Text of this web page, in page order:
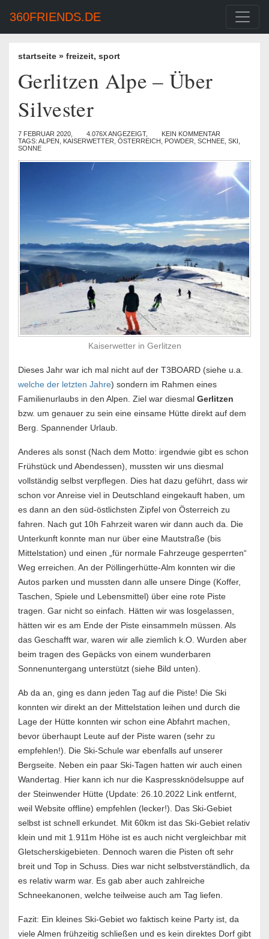
360FRIENDS.DE
startseite » freizeit, sport
Gerlitzen Alpe – Über
Silvester
7 FEBRUAR 2020, 4.076X ANGEZEIGT,
KEIN KOMMENTAR
TAGS: ALPEN KAISERWETTER ÖSTERREICH POWDER SCHNEE SKI
SONNE
Kaiserwetter in Gerlitzen
Dieses Jahr war ich mal nicht auf der T3BOARD (siehe u.a.
welche der letzten Jahre) sondern im Rahmen eines
Familienurlaubs in den Alpen. Ziel war diesmal Gerlitzen
bzw. um genauer zu sein eine einsame Hütte direkt auf dem
Berg. Spannender Urlaub.
Anderes als sonst (Nach dem Motto: irgendwie gibt es schon
Frühstück und Abendessen), mussten wir uns diesmal
vollständig selbst verpflegen. Dies hat dazu geführt, dass wir
schon vor Anreise viel in Deutschland eingekauft haben, um
es dann an den süd-östlichsten Zipfel von Österreich zu
fahren. Nach gut 10h Fahrzeit waren wir dann auch da. Die
Unterkunft konnte man nur über eine Mautstraße (bis
Mittelstation) und einen „für normale Fahrzeuge gesperrten“
Weg erreichen. An der Pöllingerhütte-Alm konnten wir die
Autos parken und mussten dann alle unsere Dinge (Koffer,
Taschen, Spiele und Lebensmittel) über eine rote Piste
tragen. Gar nicht so einfach. Hätten wir was losgelassen,
hätten wir es am Ende der Piste einsammeln müssen. Als
das Geschafft war, waren wir alle ziemlich k.O. Wurden aber
beim tragen des Gepäcks von einem wunderbaren
Sonnenuntergang unterstützt (siehe Bild unten).
Ab da an, ging es dann jeden Tag auf die Piste! Die Ski
konnten wir direkt an der Mittelstation leihen und durch die
Lage der Hütte konnten wir schon eine Abfahrt machen,
bevor überhaupt Leute auf der Piste waren (sehr zu
empfehlen!). Die Ski-Schule war ebenfalls auf unserer
Bergseite. Neben ein paar Ski-Tagen hatten wir auch einen
Wandertag. Hier kann ich nur die Kaspressknödelsuppe auf
der Steinwender Hütte (Update: 26.10.2022 Link entfernt,
weil Website offline) empfehlen (lecker!). Das Ski-Gebiet
selbst ist schnell erkundet. Mit 60km ist das Ski-Gebiet relativ
klein und mit 1.911m Höhe ist es auch nicht vergleichbar mit
Gletscherskigebieten. Dennoch waren die Pisten oft sehr
breit und Top in Schuss. Dies war nicht selbstverständlich, da
es relativ warm war. Es gab aber auch zahlreiche
Schneekanonen, welche teilweise auch am Tag liefen.
Fazit: Ein kleines Ski-Gebiet wo faktisch keine Party ist, da
viele Almen frühzeitig schließen und es kein direktes Dorf gibt